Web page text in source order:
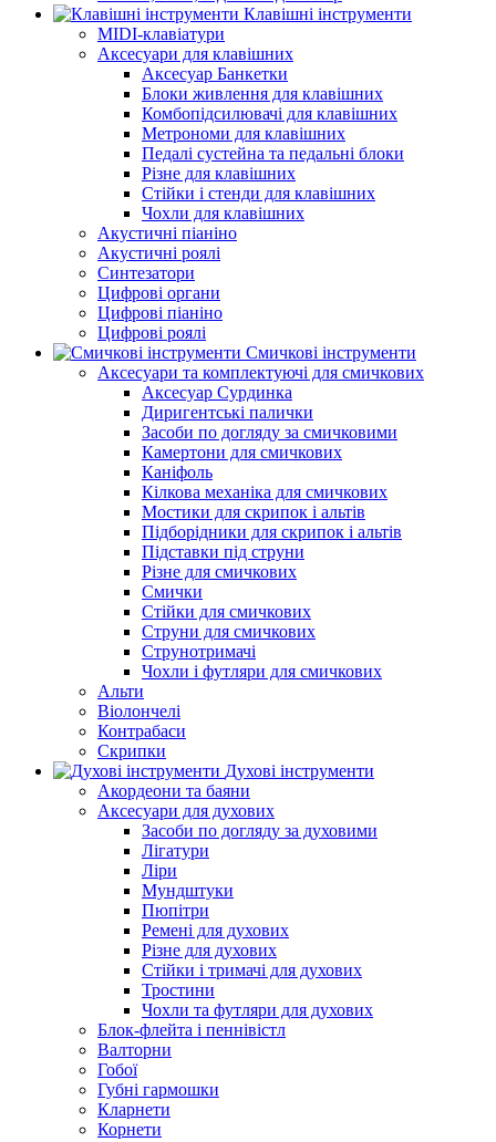
Клавішні інструменти
MIDI-клавіатури
Аксесуари для клавішних
Аксесуар Банкетки
Блоки живлення для клавішних
Комбопідсилювачі для клавішних
Метрономи для клавішних
Педалі сустейна та педальні блоки
Різне для клавішних
Стійки і стенди для клавішних
Чохли для клавішних
Акустичні піаніно
Акустичні роялі
Синтезатори
Цифрові органи
Цифрові піаніно
Цифрові роялі
Смичкові інструменти
Аксесуари та комплектуючі для смичкових
Аксесуар Сурдинка
Диригентські палички
Засоби по догляду за смичковими
Камертони для смичкових
Каніфоль
Кілкова механіка для смичкових
Мостики для скрипок і альтів
Підборiдники для скрипок і альтів
Підставки під струни
Різне для смичкових
Смички
Стійки для смичкових
Струни для смичкових
Струнотримачі
Чохли і футляри для смичкових
Альти
Віолончелі
Контрабаси
Скрипки
Духові інструменти
Акордеони та баяни
Аксесуари для духових
Засоби по догляду за духовими
Лігатури
Ліри
Мундштуки
Пюпітри
Ремені для духових
Різне для духових
Стійки і тримачі для духових
Тростини
Чохли та футляри для духових
Блок-флейта і пеннівістл
Валторни
Гобої
Губні гармошки
Кларнети
Корнети